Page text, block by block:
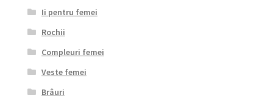
Ii pentru femei
Rochii
Compleuri femei
Veste femei
Brâuri